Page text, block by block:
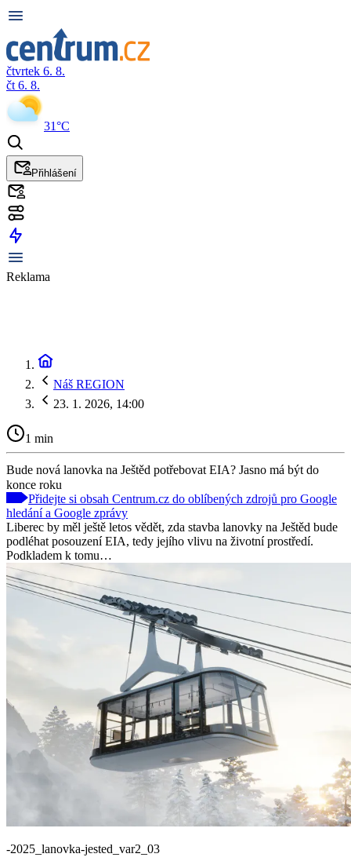
čtvrtek 6. 8.
čt 6. 8.
31°C
Přihlášení
Reklama
Náš REGION
23. 1. 2026, 14:00
1 min
Bude nová lanovka na Ještěd potřebovat EIA? Jasno má být do
konce roku
Přidejte si obsah Centrum.cz do oblíbených zdrojů pro Google
hledání a Google zprávy
Liberec by měl ještě letos vědět, zda stavba lanovky na Ještěd bude
podléhat posouzení EIA, tedy jejího vlivu na životní prostředí.
Podkladem k tomu…
-2025_lanovka-jested_var2_03